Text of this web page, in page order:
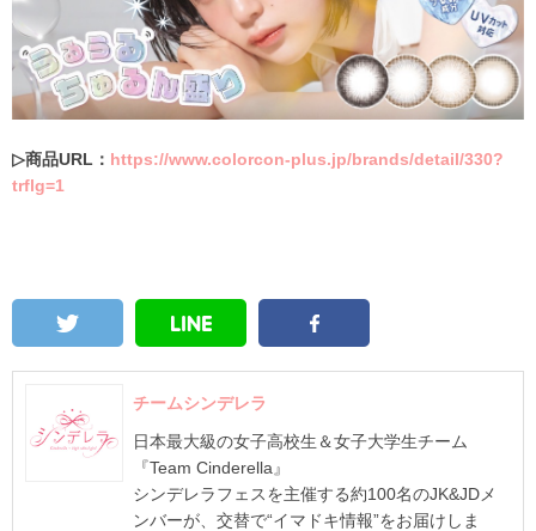
▷商品URL： https://www.colorcon-plus.jp/brands/detail/330?
trflg=1
チームシンデレラ
日本最大級の女子高校生＆女子大学生チーム
『Team Cinderella』
シンデレラフェスを主催する約100名のJK&JDメ
ンバーが、交替で“イマドキ情報”をお届けしま